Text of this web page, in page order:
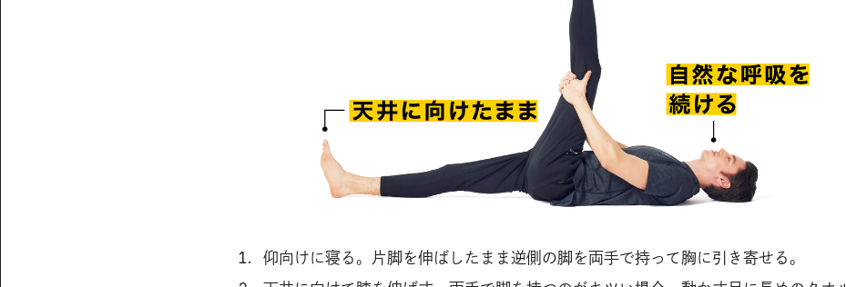
仰向けに寝る。片脚を伸ばしたまま逆側の脚を両手で持って胸に引き寄せる。